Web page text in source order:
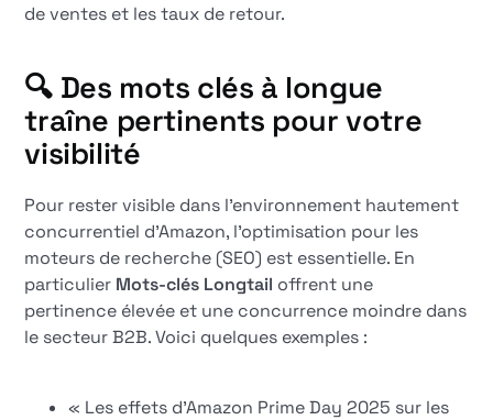
de ventes et les taux de retour.
🔍 Des mots clés à longue
traîne pertinents pour votre
visibilité
Pour rester visible dans l'environnement hautement
concurrentiel d'Amazon, l'optimisation pour les
moteurs de recherche (SEO) est essentielle. En
particulier Mots-clés Longtail offrent une
pertinence élevée et une concurrence moindre dans
le secteur B2B. Voici quelques exemples :
« Les effets d'Amazon Prime Day 2025 sur les